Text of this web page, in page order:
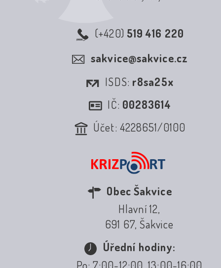
(+420) 519 416 220
sakvice@sakvice.cz
ISDS: r8sa25x
IČ: 00283614
Účet: 4228651/0100
Obec Šakvice
Hlavní 12,
691 67, Šakvice
Úřední hodiny:
Po: 7:00-12:00, 13:00-16:00